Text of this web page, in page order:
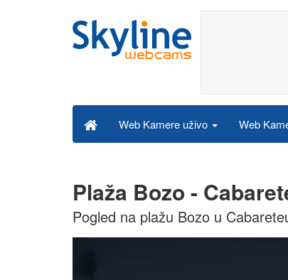
Web Kamere uživo Web
Plaža Bozo -
Pogled na plažu Bozo u